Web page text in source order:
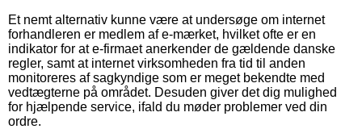
Et nemt alternativ kunne være at undersøge om internet
forhandleren er medlem af e-mærket, hvilket ofte er en
indikator for at e-firmaet anerkender de gældende danske
regler, samt at internet virksomheden fra tid til anden
monitoreres af sagkyndige som er meget bekendte med
vedtægterne på området. Desuden giver det dig mulighed
for hjælpende service, ifald du møder problemer ved din
ordre.